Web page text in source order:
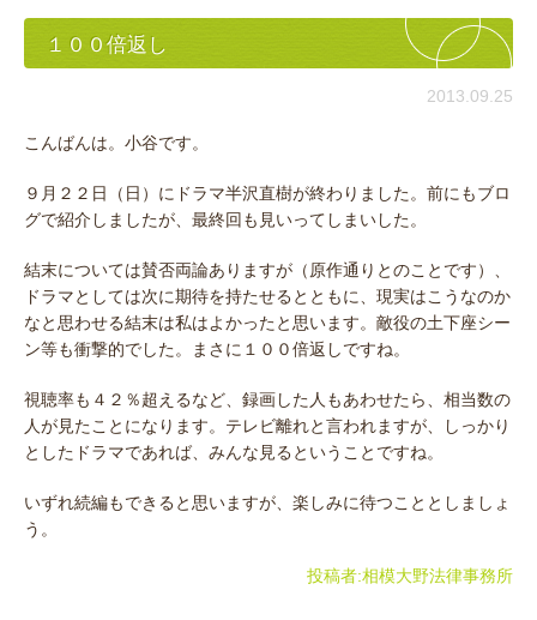
１００倍返し
2013.09.25
こんばんは。小谷です。
９月２２日（日）にドラマ半沢直樹が終わりました。前にもブロ
グで紹介しましたが、最終回も見いってしまいした。
結末については賛否両論ありますが（原作通りとのことです）、
ドラマとしては次に期待を持たせるとともに、現実はこうなのか
なと思わせる結末は私はよかったと思います。敵役の土下座シー
ン等も衝撃的でした。まさに１００倍返しですね。
視聴率も４２％超えるなど、録画した人もあわせたら、相当数の
人が見たことになります。テレビ離れと言われますが、しっかり
としたドラマであれば、みんな見るということですね。
いずれ続編もできると思いますが、楽しみに待つこととしましょ
う。
投稿者:相模大野法律事務所